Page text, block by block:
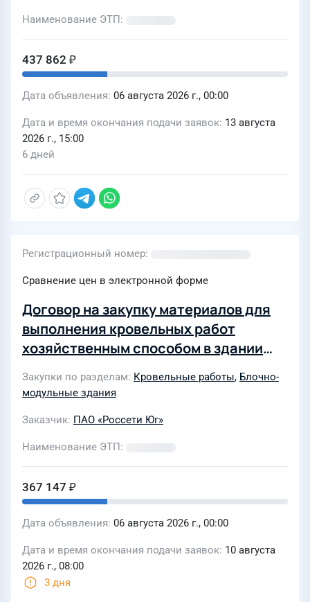
заявителя (ориентировочная
протяженность – 2х3х0,010 км) для
электроснабжения Многоэтажной
дом), расположенной по адресу:
Волгоградская обл., г. Волгоград, ул.
Горная 2 - я, кадастровый номер
земельного участка:
Наименование ЭТП
437 862 ₽
Дата объявления 06 августа 2026 г., 00:00
Дата и время окончания подачи заявок 13 августа
2026 г., 15:00
6 дней
Регистрационный номер
Сравнение цен в электронной форме
Договор на закупку материалов для
выполнения кровельных работ
хозяйственным способом в здании
склада материалов для предприятия
Тихорецкие электрические сети
Юг»-«Кубаньэнерго»
Закупки по разделам Кровельные работы, Блочно-
модульные здания
Заказчик ПАО «Россети Юг»
Наименование ЭТП
367 147 ₽
Дата объявления 06 августа 2026 г., 00:00
Дата и время окончания подачи заявок 10 августа
2026 г., 08:00
3 дня